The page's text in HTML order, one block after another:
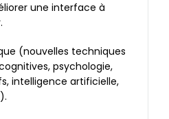
une interface à
(nouvelles techniques
psychologie,
intelligence artificielle,